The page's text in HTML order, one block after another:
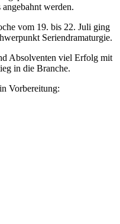
werden.
vom 19. bis 22. Juli ging
Seriendramaturgie.
Absolventen viel Erfolg mit
in die Branche.
Vorbereitung: